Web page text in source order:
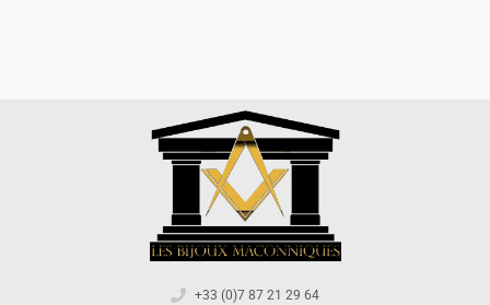
+33 (0)7 87 21 29 64